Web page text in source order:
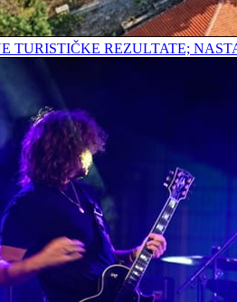
TURISTIČKE REZULTATE;